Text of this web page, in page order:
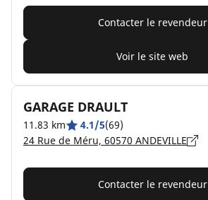
Contacter le revendeur
Voir le site web
GARAGE DRAULT
11.83 km 4.1/5(69)
24 Rue de Méru, 60570 ANDEVILLE
Contacter le revendeur